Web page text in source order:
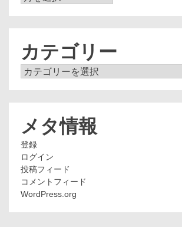
カテゴリー
カ
メタ情報
登録
ログイン
投稿フィード
コメントフィード
WordPress.org